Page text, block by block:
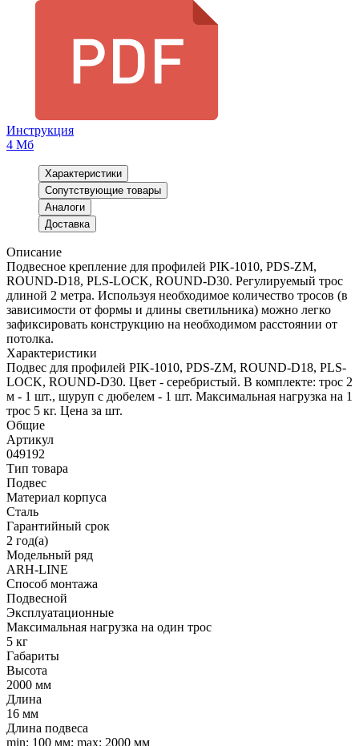
Инструкция
4 Мб
Характеристики
Сопутствующие товары
Аналоги
Доставка
Описание
Подвесное крепление для профилей PIK-1010, PDS-ZM,
ROUND-D18, PLS-LOCK, ROUND-D30. Регулируемый трос
длиной 2 метра. Используя необходимое количество тросов (в
зависимости от формы и длины светильника) можно легко
зафиксировать конструкцию на необходимом расстоянии от
потолка.
Характеристики
Подвес для профилей PIK-1010, PDS-ZM, ROUND-D18, PLS-
LOCK, ROUND-D30. Цвет - серебристый. В комплекте: трос 2
м - 1 шт., шуруп с дюбелем - 1 шт. Максимальная нагрузка на 1
трос 5 кг. Цена за шт.
Общие
Артикул
049192
Тип товара
Подвес
Материал корпуса
Сталь
Гарантийный срок
2 год(а)
Модельный ряд
ARH-LINE
Способ монтажа
Подвесной
Эксплуатационные
Максимальная нагрузка на один трос
5 кг
Габариты
Высота
2000 мм
Длина
16 мм
Длина подвеса
min: 100 мм; max: 2000 мм